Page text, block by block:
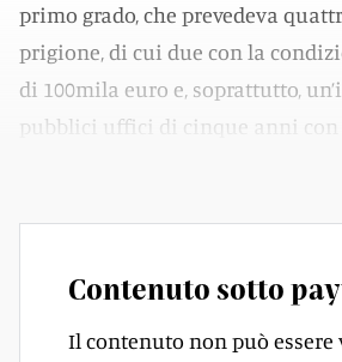
primo grado, che prevedeva
prigione, di cui due con la
di 100mila euro e, soprattutto,
pubblici uffici di cinque anni con
Contenuto sotto
Il contenuto non può